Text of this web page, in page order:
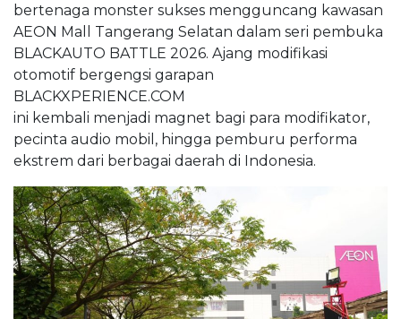
bertenaga monster sukses mengguncang kawasan
AEON Mall Tangerang Selatan dalam seri pembuka
BLACKAUTO BATTLE 2026. Ajang modifikasi
otomotif bergengsi garapan
BLACKXPERIENCE.COM
ini kembali menjadi magnet bagi para modifikator,
pecinta audio mobil, hingga pemburu performa
ekstrem dari berbagai daerah di Indonesia.